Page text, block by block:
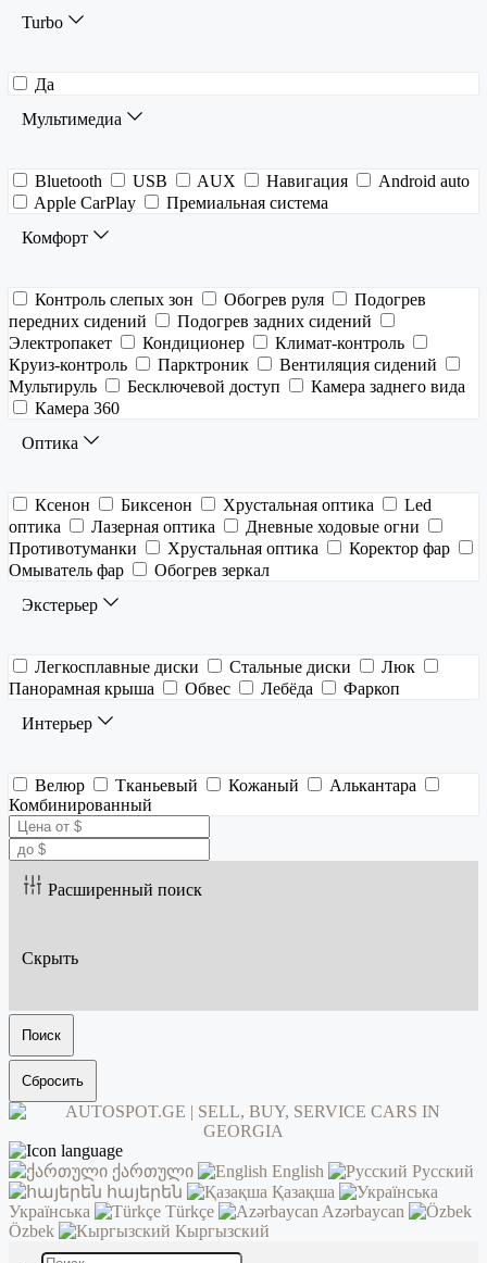
Turbo
Да
Мультимедиа
Bluetooth USB AUX Навигация
Android auto
Apple CarPlay
Премиальная система
Комфорт
Контроль слепых зон Обогрев руля
Подогрев
передних сидений
Подогрев задних сидений
Электропакет
Кондиционер
Климат-контроль
Круиз-контроль
Парктроник
Вентиляция сидений
Мультируль
Бесключевой доступ
Камера заднего вида
Камера 360
Оптика
Ксенон Биксенон Хрустальная оптика
Led
оптика
Лазерная оптика
Дневные ходовые огни
Противотуманки
Хрустальная оптика
Коректор фар
Омыватель фар
Обогрев зеркал
Экстерьер
Легкосплавные диски Стальные диски
Люк
Панорамная крыша
Обвес Лебёда
Фаркоп
Интерьер
Велюр Тканьевый Кожаный
Алькантара
Комбинированный
Расширенный поиск
Скрыть
Поиск
Сбросить
ქართული English
Русский
հայերեն
Қазақша
Українська
Türkçe
Azərbaycan
Özbek
Кыргызский